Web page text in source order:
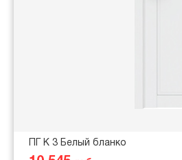
ПГ K 3 Белый бланко